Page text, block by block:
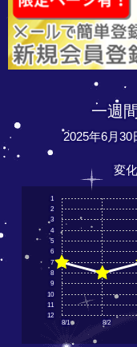
一週
2025年6月30
変
8/1 8/2
12
11
10
9
8
7
6
5
4
3
2
1